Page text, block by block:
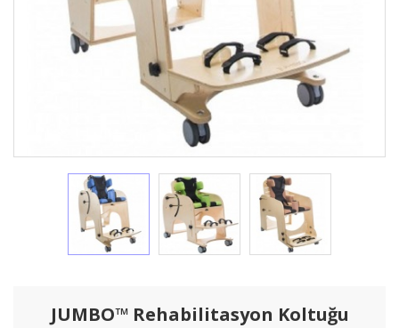
JUMBO™ Rehabilitasyon Koltuğu